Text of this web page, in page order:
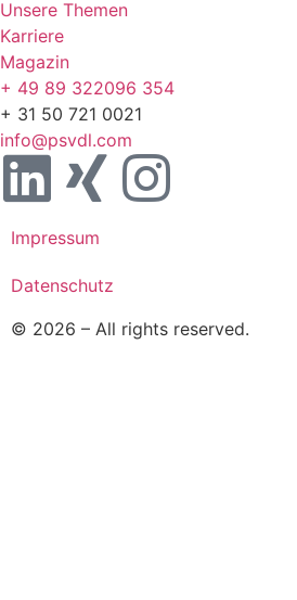
Unsere Themen
Karriere
Magazin
+ 49 89 322096 354
+ 31 50 721 0021
info@psvdl.com
© 2026 – All rights reserved.
Datenschutz
Impressum